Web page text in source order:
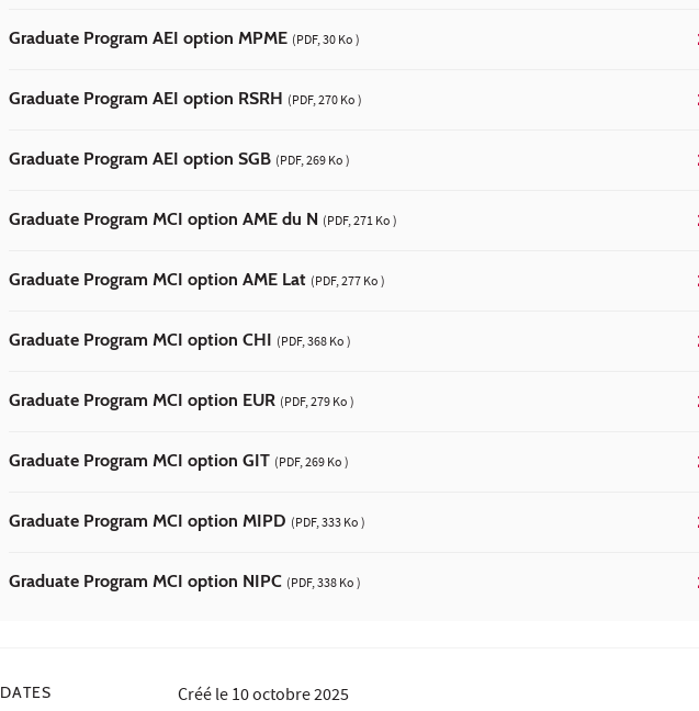
Graduate Program AEI option MPME (PDF, 30 Ko )
Graduate Program AEI option RSRH (PDF, 270 Ko )
Graduate Program AEI option SGB (PDF, 269 Ko )
Graduate Program MCI option AME du N (PDF, 271 Ko )
Graduate Program MCI option AME Lat (PDF, 277 Ko )
Graduate Program MCI option CHI (PDF, 368 Ko )
Graduate Program MCI option EUR (PDF, 279 Ko )
Graduate Program MCI option GIT (PDF, 269 Ko )
Graduate Program MCI option MIPD (PDF, 333 Ko )
Graduate Program MCI option NIPC (PDF, 338 Ko )
DATES Créé le10 octobre 2025